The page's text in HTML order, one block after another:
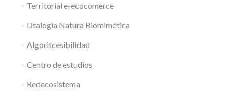
Territorial e-ecocomerce
Dtalogía Natura Biomimética
Algoritcesibilidad
Centro de estudios
Redecosistema